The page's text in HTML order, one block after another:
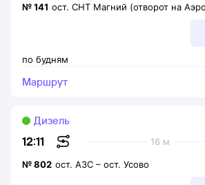
по будням
№141 ост. СНТ Магний (отворот на
Маршрут
12:11 16 м
Дизель
№802 ост. АЗС – ост. Усово